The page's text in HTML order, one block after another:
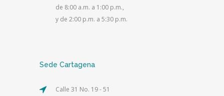
de 8:00 a.m. a 1:00 p.m.,
y de 2:00 p.m. a 5:30 p.m.
Sede Cartagena
Calle 31 No. 19 - 51